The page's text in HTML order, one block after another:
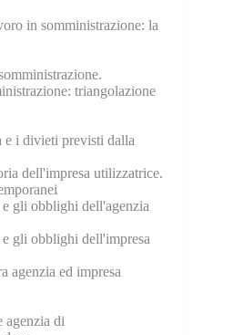
in somministrazione: la
triangolazione
e i divieti previsti dalla
dell'impresa utilizzatrice.
e gli obblighi dell'agenzia
e gli obblighi dell'impresa
agenzia ed impresa
agenzia di